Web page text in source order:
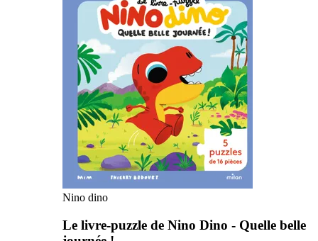
Nino dino
Le livre-puzzle de Nino Dino - Quelle belle